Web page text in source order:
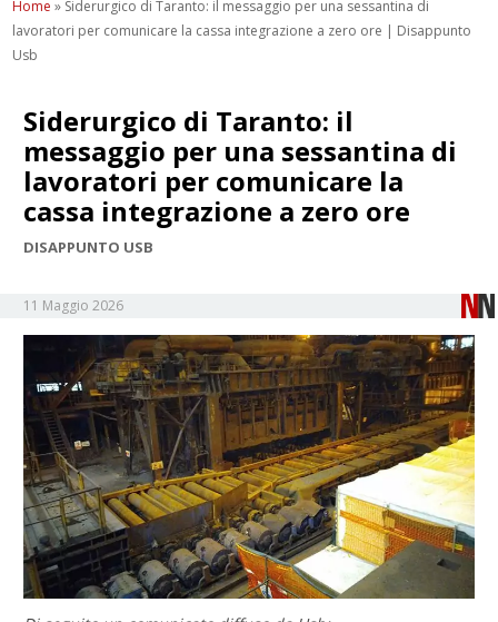
Home » Siderurgico di Taranto: il messaggio per una sessantina di
lavoratori per comunicare la cassa integrazione a zero ore | Disappunto
Usb
Siderurgico di Taranto: il
messaggio per una sessantina di
lavoratori per comunicare la
cassa integrazione a zero ore
DISAPPUNTO USB
11 Maggio 2026